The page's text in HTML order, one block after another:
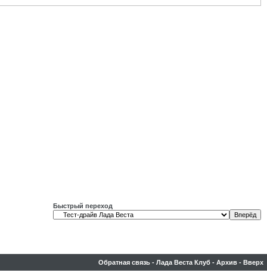
Быстрый переход
Обратная связь - Лада Веста Клуб - Архив - Вверх